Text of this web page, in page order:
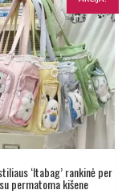
‘Itabag’ rankinė per
permatoma kišene